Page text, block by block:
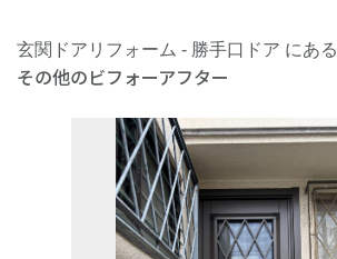
玄関ドアリフォーム - 勝手口ドア にある
その他のビフォーアフター